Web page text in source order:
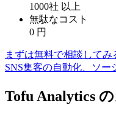
1000社 以上
無駄なコスト
0 円
まずは無料で相談してみ
SNS集客の自動化、ソ
Tofu Analytics